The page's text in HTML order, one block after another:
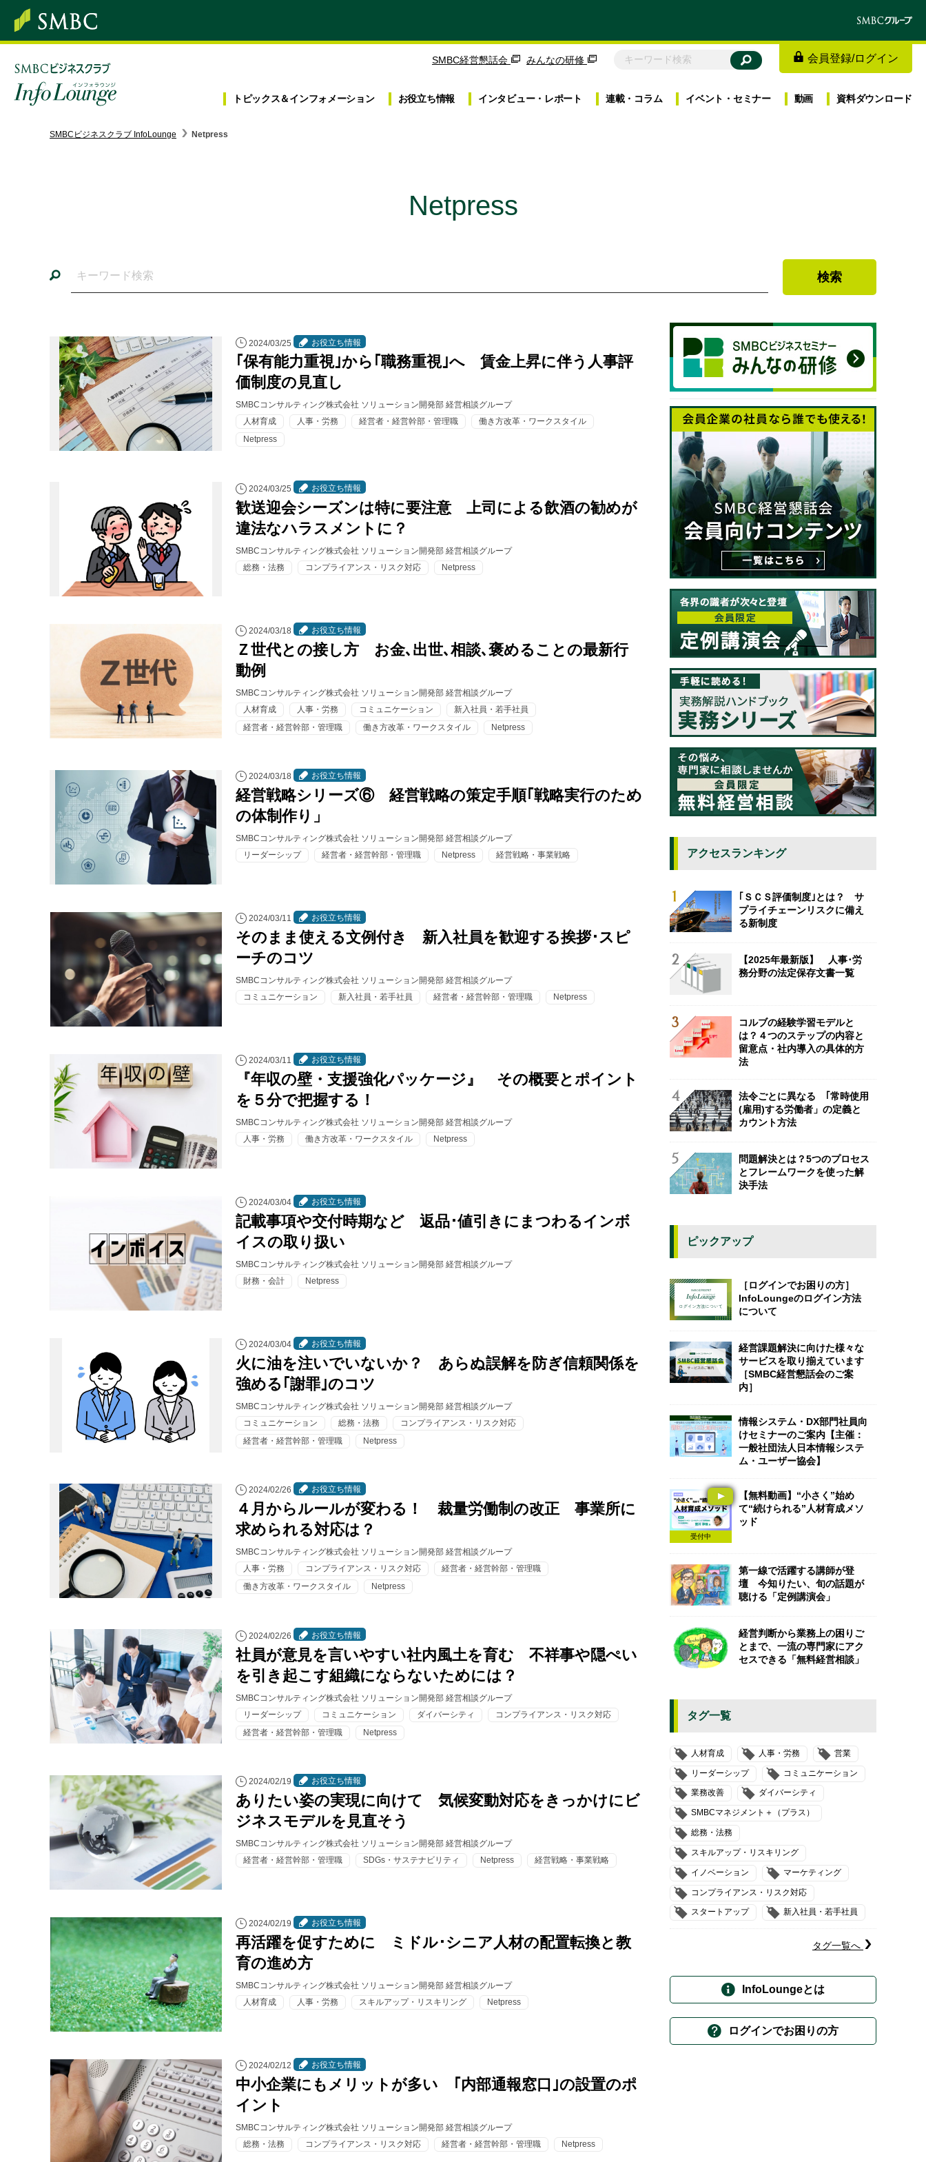
SMBC経営懇話会 みんなの研修 会員登録/ログイン
トピックス＆インフォメーション お役立ち情報 インタビュー・ レポート 連載・ コラム イベント・ セミナー 動画 資料ダウンロード
インタビュー・レポート
イベント・セミナー
資料ダウンロード
プライバシーポリシー
本サイトのご利用にあたって
SMBCビジネスクラブ InfoLounge Netpress
Netpress
2024/03/25 お役立ち情報
｢保有能力重視｣から｢職務重視｣へ 賃金上昇に伴う人事評
価制度の見直し
SMBCコンサルティング株式会社 ソリューション開発部 経営相談グループ
人材育成
人事・労務 経営者・経営幹部・管理職
働き方改革・ワークスタイル
Netpress
2024/03/25 お役立ち情報
歓送迎会シーズンは特に要注意 上司による飲酒の勧めが
違法なハラスメントに？
SMBCコンサルティング株式会社 ソリューション開発部 経営相談グループ
総務・法務
コンプライアンス・リスク対応 Netpress
2024/03/18 お役立ち情報
Ｚ世代との接し方 お金､出世､相談､褒めることの最新行
動例
SMBCコンサルティング株式会社 ソリューション開発部 経営相談グループ
人材育成
人事・労務 コミュニケーション
新入社員・若手社員
経営者・経営幹部・管理職
働き方改革・ワークスタイル Netpress
2024/03/18 お役立ち情報
経営戦略シリーズ⑥ 経営戦略の策定手順｢戦略実行のため
の体制作り」
SMBCコンサルティング株式会社 ソリューション開発部 経営相談グループ
リーダーシップ
経営者・経営幹部・管理職 Netpress 経営戦略・事業戦略
2024/03/11 お役立ち情報
そのまま使える文例付き 新入社員を歓迎する挨拶･スピ
ーチのコツ
SMBCコンサルティング株式会社 ソリューション開発部 経営相談グループ
コミュニケーション
新入社員・若手社員 経営者・経営幹部・管理職 Netpress
2024/03/11 お役立ち情報
『年収の壁・支援強化パッケージ』 その概要とポイント
を５分で把握する！
SMBCコンサルティング株式会社 ソリューション開発部 経営相談グループ
人事・労務
働き方改革・ワークスタイル Netpress
2024/03/04 お役立ち情報
記載事項や交付時期など 返品･値引きにまつわるインボ
イスの取り扱い
SMBCコンサルティング株式会社 ソリューション開発部 経営相談グループ
財務・会計
Netpress
2024/03/04 お役立ち情報
火に油を注いでいないか？ あらぬ誤解を防ぎ信頼関係を
強める｢謝罪｣のコツ
SMBCコンサルティング株式会社 ソリューション開発部 経営相談グループ
コミュニケーション
総務・法務
コンプライアンス・リスク対応
経営者・経営幹部・管理職
Netpress
2024/02/26 お役立ち情報
４月からルールが変わる！ 裁量労働制の改正 事業所に
求められる対応は？
SMBCコンサルティング株式会社 ソリューション開発部 経営相談グループ
人事・労務
コンプライアンス・リスク対応
経営者・経営幹部・管理職
働き方改革・ワークスタイル
Netpress
2024/02/26 お役立ち情報
社員が意見を言いやすい社内風土を育む 不祥事や隠ぺい
を引き起こす組織にならないためには？
SMBCコンサルティング株式会社 ソリューション開発部 経営相談グループ
リーダーシップ
コミュニケーション ダイバーシティ
コンプライアンス・リスク対応
経営者・経営幹部・管理職
Netpress
2024/02/19 お役立ち情報
ありたい姿の実現に向けて 気候変動対応をきっかけにビ
ジネスモデルを見直そう
SMBCコンサルティング株式会社 ソリューション開発部 経営相談グループ
経営者・経営幹部・管理職
SDGs・サステナビリティ Netpress 経営戦略・事業戦略
2024/02/19 お役立ち情報
再活躍を促すために ミドル･シニア人材の配置転換と教
育の進め方
SMBCコンサルティング株式会社 ソリューション開発部 経営相談グループ
人材育成
人事・労務 スキルアップ・リスキリング Netpress
2024/02/12 お役立ち情報
中小企業にもメリットが多い ｢内部通報窓口｣の設置のポ
イント
SMBCコンサルティング株式会社 ソリューション開発部 経営相談グループ
総務・法務
コンプライアンス・リスク対応 経営者・経営幹部・管理職 Netpress
アクセスランキング
｢ＳＣＳ評価制度｣とは？ サ
プライチェーンリスクに備え
る新制度
【2025年最新版】 人事･労
務分野の法定保存文書一覧
コルブの経験学習モデルと
は？４つのステップの内容と
留意点・社内導入の具体的方
法
法令ごとに異なる ｢常時使用
(雇用)する労働者」の定義と
カウント方法
問題解決とは？5つのプロセス
とフレームワークを使った解
決手法
ピックアップ
［ログインでお困りの方］
InfoLoungeのログイン方法
について
経営課題解決に向けた様々な
サービスを取り揃えています
［SMBC経営懇話会のご案
内］
情報システム・DX部門社員向
けセミナーのご案内【主催：
一般社団法人日本情報システ
ム・ユーザー協会】
受付中
【無料動画】“小さく”始め
て“続けられる”人材育成メソ
ッド
第一線で活躍する講師が登
壇 今知りたい、旬の話題が
聴ける「定例講演会」
経営判断から業務上の困りご
とまで、一流の専門家にアク
セスできる「無料経営相談」
タグ一覧
人材育成 人事・労務 営業
リーダーシップ コミュニケーション
業務改善 ダイバーシティ
SMBCマネジメント＋（プラス）
総務・法務
スキルアップ・リスキリング
イノベーション マーケティング
コンプライアンス・リスク対応
スタートアップ 新入社員・若手社員
タグ一覧へ
InfoLoungeとは
ログインでお困りの方